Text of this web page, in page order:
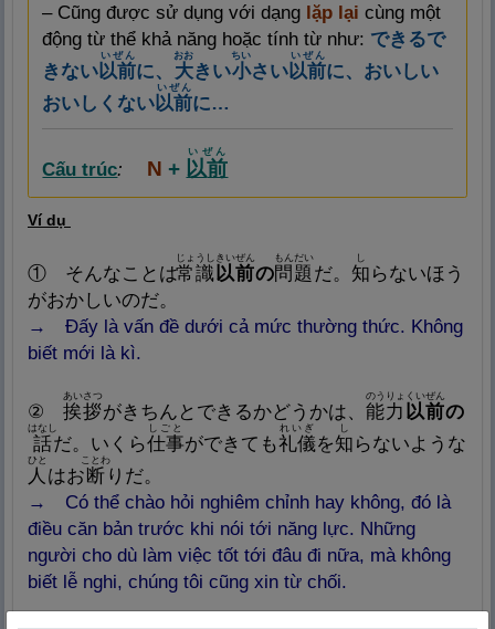
– Cũng được sử dụng với dạng lặp lại cùng một
động từ thể khả năng hoặc tính từ như: できるで
きない以前
いぜん
に、 大
おお
きい小
ちい
さい以前
いぜん
に、 おいしい
おいしくない以前
khi
いぜん
に…
Cấu trúc: N+ 以前
いぜん
Ví dụ
① そんなことは常
Nghĩa: Bình thường, thông
識 以前
Nghĩa: Trước, trước đây, trước
じょうしきいぜん
の問 題
もんだい
だ。 知
し
らないほう
がおかしいのだ。
→ Đấy là vấn đề dưới cả mức thường thức. Không
biết mới là kì.
② 挨
Nghĩa: Đùn đẩy, chen liền nhau.
Lần lượt theo thứ tự gọi là ai.
拶
Nghĩa: Bức bách (đè ép).
あいさつ
がきちんとできるかどうかは、 能力 以前
のうりょくいぜん
の
話
はなし
だ。いくら仕事
しごと
ができても礼儀
れいぎ
を知
し
らないような
人
ひと
はお 断
ことわ
りだ。
→ Có thể chào hỏi nghiêm chỉnh hay không, đó là
điều căn bản trước khi nói tới năng lực. Những
người cho dù làm việc tốt tới đâu đi nữa, mà không
biết lễ nghi, chúng tôi cũng xin từ chối.